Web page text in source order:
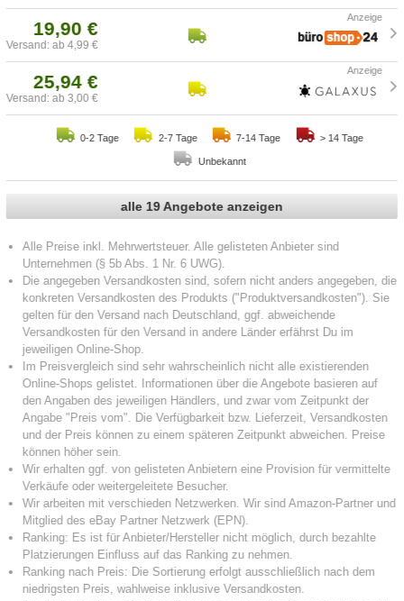
19,90 €
Versand: ab 4,99 €
25,94 €
Versand: ab 3,00 €
0-2 Tage 2-7 Tage 7-14 Tage > 14 Tage
Unbekannt
alle 19 Angebote anzeigen